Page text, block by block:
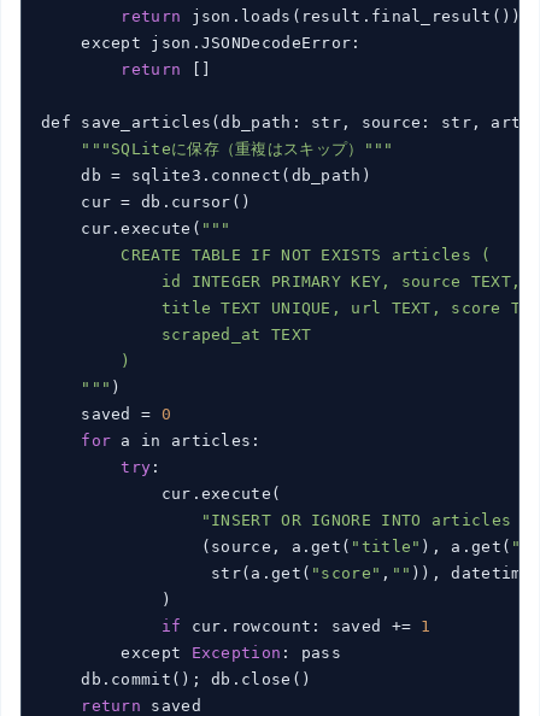
return json.loads(result.final_result())
    except json.JSONDecodeError:
return
def save_articles(db_path: str, source: str,
"" "SQLiteに保存（重複はスキップ）" ""
    db = sqlite3.connect(db_path)
    cur = db.cursor()
    cur.execute(
"" "
        CREATE TABLE IF NOT EXISTS articles (
            id INTEGER PRIMARY KEY, source TEXT,
title TEXT UNIQUE, url TEXT, score
            scraped_at TEXT
        )
    "
"" )
    saved =
0
for a in articles:
try :
            cur.execute(
"INSERT OR IGNORE INTO articles
                (source, a.get(
"title" ), a.get(
                 str(a.get(
"score" , "" )),
            )
if cur.rowcount: saved += 1
        except
Exception : pass
    db.commit(); db.close()
return saved